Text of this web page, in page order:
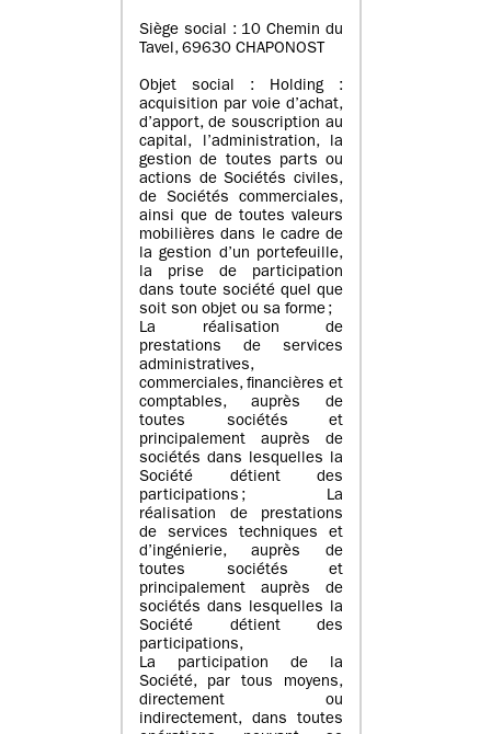
Siège social : 10 Chemin du
Tavel, 69630 CHAPONOST
Objet social : Holding :
acquisition par voie d’achat,
d’apport, de souscription au
capital, l’administration, la
gestion de toutes parts ou
actions de Sociétés civiles,
de Sociétés commerciales,
ainsi que de toutes valeurs
mobilières dans le cadre de
la gestion d’un portefeuille,
la prise de participation
dans toute société quel que
soit son objet ou sa forme ;
La réalisation de
prestations de services
administratives,
commerciales, financières et
comptables, auprès de
toutes sociétés et
principalement auprès de
sociétés dans lesquelles la
Société détient des
participations ; La
réalisation de prestations
de services techniques et
d’ingénierie, auprès de
toutes sociétés et
principalement auprès de
sociétés dans lesquelles la
Société détient des
participations,
La participation de la
Société, par tous moyens,
directement ou
indirectement, dans toutes